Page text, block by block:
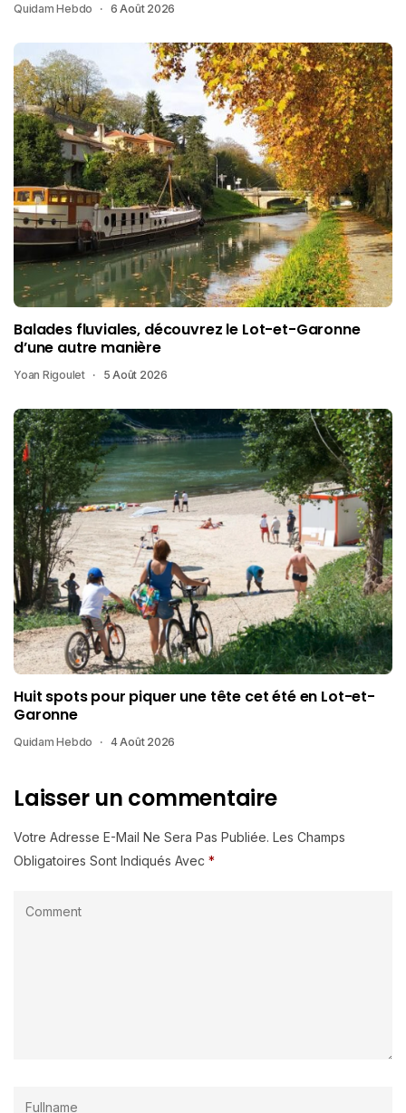
Quidam Hebdo 6 Août 2026
Balades fluviales, découvrez le Lot-et-Garonne
d’une autre manière
Yoan Rigoulet 5 Août 2026
Huit spots pour piquer une tête cet été en Lot-et-
Garonne
Quidam Hebdo 4 Août 2026
Laisser un commentaire
Votre Adresse E-Mail Ne Sera Pas Publiée. Les Champs
Obligatoires Sont Indiqués Avec *